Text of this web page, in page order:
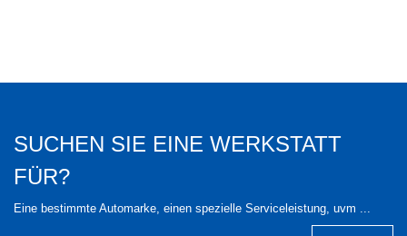
SUCHEN SIE EINE WERKSTATT
FÜR?
Eine bestimmte Automarke, einen spezielle Serviceleistung, uvm ...